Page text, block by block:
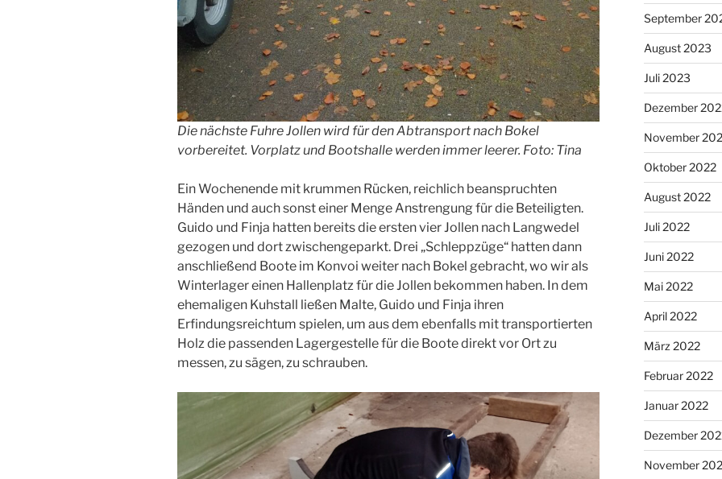
Die nächste Fuhre Jollen wird für den Abtransport nach Bokel
vorbereitet. Vorplatz und Bootshalle werden immer leerer. Foto: Tina
Ein Wochenende mit krummen Rücken, reichlich beanspruchten
Händen und auch sonst einer Menge Anstrengung für die Beteiligten.
Guido und Finja hatten bereits die ersten vier Jollen nach Langwedel
gezogen und dort zwischengeparkt. Drei „Schleppzüge“ hatten dann
anschließend Boote im Konvoi weiter nach Bokel gebracht, wo wir als
Winterlager einen Hallenplatz für die Jollen bekommen haben. In dem
ehemaligen Kuhstall ließen Malte, Guido und Finja ihren
Erfindungsreichtum spielen, um aus dem ebenfalls mit transportierten
Holz die passenden Lagergestelle für die Boote direkt vor Ort zu
messen, zu sägen, zu schrauben.
September
August 2023
Juli 2023
Dezember
November
Oktober 2022
August 2022
Juli 2022
Juni 2022
Mai 2022
April 2022
März 2022
Februar 2022
Januar 2022
Dezember
November